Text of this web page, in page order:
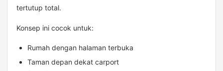
tertutup total.
Konsep ini cocok untuk:
Rumah dengan halaman terbuka
Taman depan dekat carport